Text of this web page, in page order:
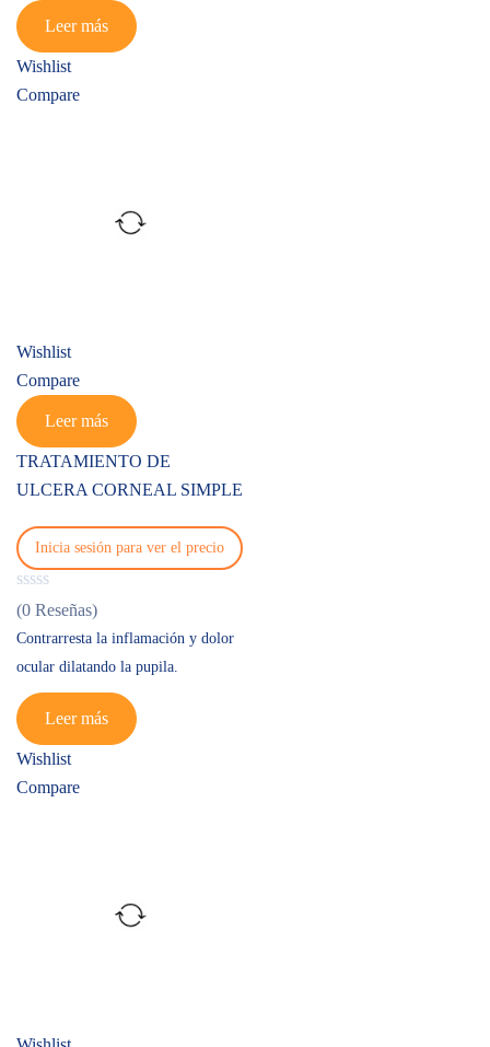
Leer más
Wishlist
Compare
Wishlist
Compare
Leer más
TRATAMIENTO DE
ULCERA CORNEAL SIMPLE
Inicia sesión para ver el precio
(0 Reseñas)
Contrarresta la inflamación y dolor
ocular dilatando la pupila.
Leer más
Wishlist
Compare